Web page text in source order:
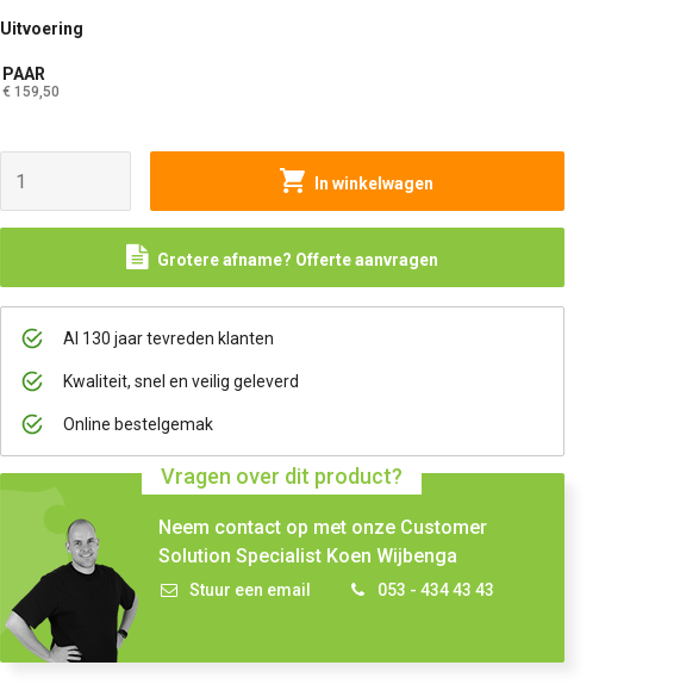
Uitvoering
PAAR
€ 159,50
In winkelwagen
Grotere afname? Offerte aanvragen
Al 130 jaar tevreden klanten
Kwaliteit, snel en veilig geleverd
Online bestelgemak
Vragen over dit product?
Neem contact op met onze Customer
Solution Specialist Koen Wijbenga
Stuur een email 053 - 434 43 43